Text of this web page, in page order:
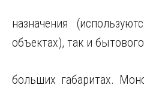
назначения
объектах), так и
больших габаритах.